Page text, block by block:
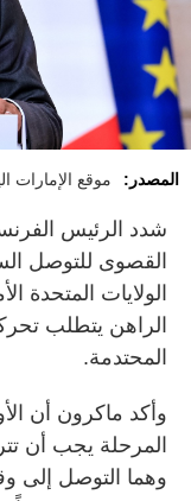
المصدر: موقع الإمارات
شدد الرئيس
القصوى للتوصل
الولايات المتحدة
الراهن يتطلب
المحتدمة.
وأكد ماكرون أن
المرحلة يجب أن
وهما التوصل إلى